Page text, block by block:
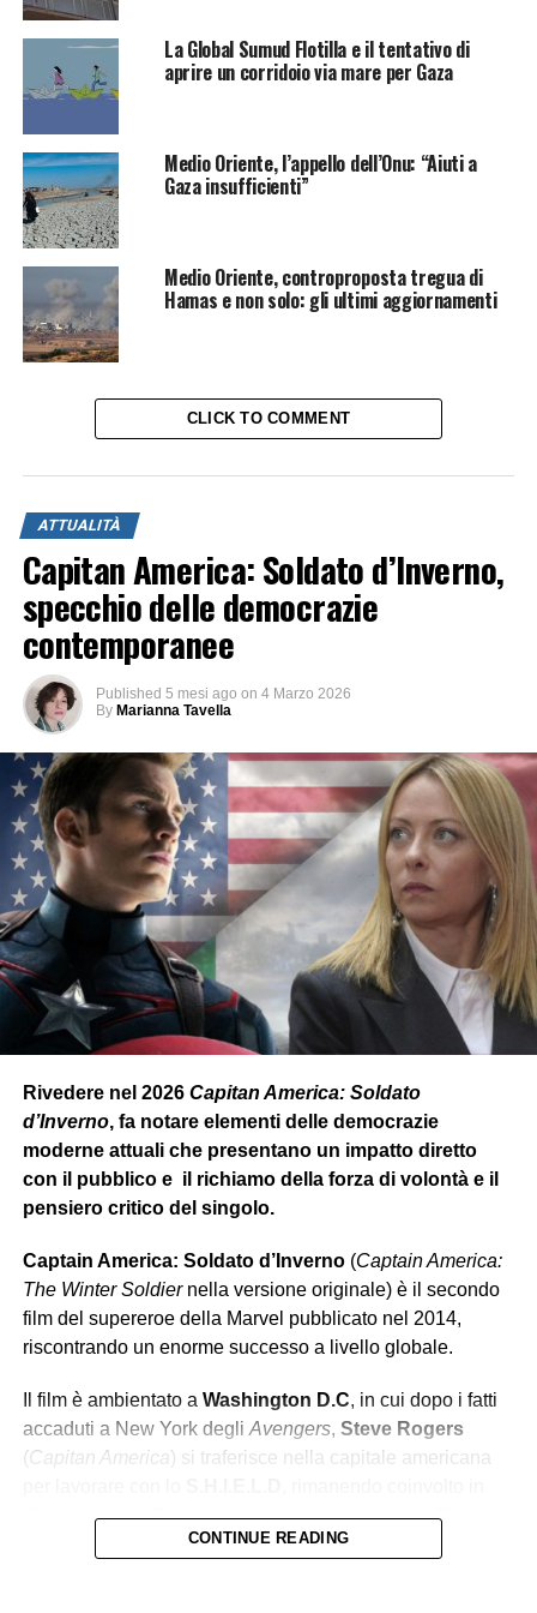
La Global Sumud Flotilla e il tentativo di
aprire un corridoio via mare per Gaza
Medio Oriente, l’appello dell’Onu: “Aiuti a
Gaza insufficienti”
Medio Oriente, controproposta tregua di
Hamas e non solo: gli ultimi aggiornamenti
CLICK TO COMMENT
ATTUALITÀ
Capitan America: Soldato d’Inverno,
specchio delle democrazie
contemporanee
Published 5 mesi ago on 4 Marzo 2026
By Marianna Tavella
Rivedere nel 2026 Capitan America: Soldato
d’Inverno, fa notare elementi delle democrazie
moderne attuali che presentano un impatto diretto
con il pubblico e il richiamo della forza di volontà e il
pensiero critico del singolo.
Captain America: Soldato d’Inverno(Captain America:
The Winter Soldiernella versione originale) è il secondo
film del supereroe della Marvel pubblicato nel 2014,
riscontrando un enorme successo a livello globale.
Il film è ambientato a Washington D.C, in cui dopo i fatti
accaduti a New York degli Avengers, Steve Rogers
(Capitan America) si traferisce nella capitale americana
diversi intrighi. Durante gli eventi, notiamo come Rogers
adattarsi al mondo moderno, cambiato sia
CONTINUE READING